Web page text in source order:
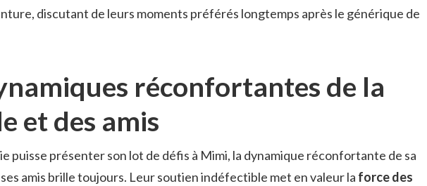
discutant de leurs moments préférés longtemps après le générique de
réconfortantes de la
et des amis
puisse présenter son lot de défis à Mimi, la dynamique réconfortante de sa
amis brille toujours. Leur soutien indéfectible met en valeur la force des